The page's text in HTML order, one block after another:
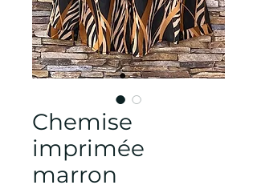
Chemise
imprimée
marron